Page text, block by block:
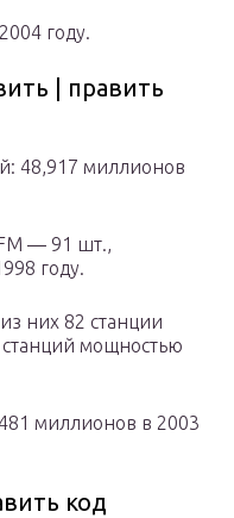
году.
| править
48,917 миллионов
— 91 шт.,
году.
них 82 станции
мощностью
миллионов в 2003
код